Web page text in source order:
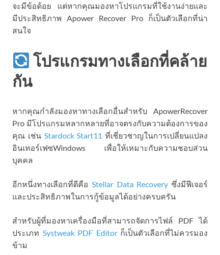
จะมีข้อด้อย แต่หากคุณมองหาโปรแกรมที่ใช้งานง่ายและ
มีประสิทธิภาพ Apower Recover Pro ก็เป็นตัวเลือกที่น่า
สนใจ
โปรแกรมทางเลือกที่คล้าย
กัน
หากคุณกำลังมองหาทางเลือกอื่นสำหรับ ApowerRecover
Pro มีโปรแกรมหลากหลายที่อาจตรงกับความต้องการของ
คุณ เช่น Stardock Start11 ที่เชี่ยวชาญในการเปลี่ยนแปลง
อินเทอร์เฟซWindows เพื่อให้เหมาะกับความชอบส่วน
บุคคล
อีกหนึ่งทางเลือกที่ดีคือ Stellar Data Recovery ซึ่งมีฟีเจอร์
และประสิทธิภาพในการกู้ข้อมูลได้อย่างครบครัน
สำหรับผู้ที่มองหาเครื่องมือที่สามารถจัดการไฟล์ PDF ได้
ประเภท Systweak PDF Editorก็เป็นตัวเลือกที่ไม่ควรมอง
ข้าม